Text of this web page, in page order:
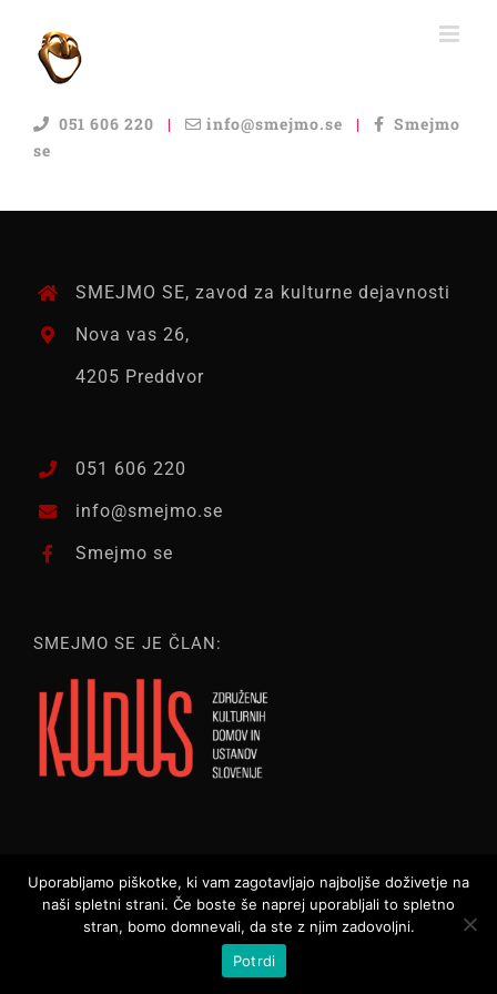
content
051 606 220 | info@smejmo.se |
Smejmo
se
SMEJMO SE, zavod za kulturne dejavnosti
Nova vas 26,
4205 Preddvor
051 606 220
info@smejmo.se
Smejmo se
SMEJMO SE JE ČLAN:
Vse pravice pridržane © 2026 | Smejmo.se | Webtim d.o.o.
Uporabljamo piškotke, ki vam zagotavljajo najboljše doživetje na
naši spletni strani. Če boste še naprej uporabljali to spletno
stran, bomo domnevali, da ste z njim zadovoljni.
Potrdi